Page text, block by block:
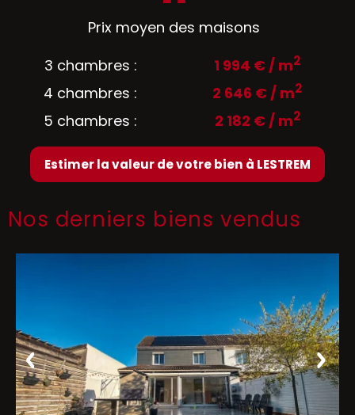
Prix moyen des maisons
3 chambres :
1 994 € / m2
4 chambres : 2 646 € / m2
5 chambres : 2 182 € / m2
Estimer la valeur de votre bien à LESTREM
Nos derniers biens vendus